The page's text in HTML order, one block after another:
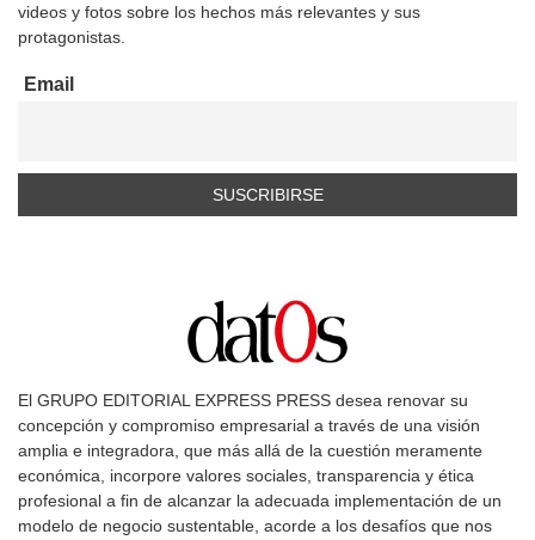
videos y fotos sobre los hechos más relevantes y sus
protagonistas.
Email
El GRUPO EDITORIAL EXPRESS PRESS desea renovar su
concepción y compromiso empresarial a través de una visión
amplia e integradora, que más allá de la cuestión meramente
económica, incorpore valores sociales, transparencia y ética
profesional a fin de alcanzar la adecuada implementación de un
modelo de negocio sustentable, acorde a los desafíos que nos